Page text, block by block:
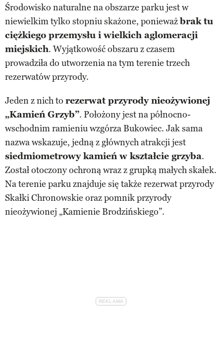
Środowisko naturalne na obszarze parku jest w
niewielkim tylko stopniu skażone, ponieważbrak tu
ciężkiego przemysłu i wielkich aglomeracji
miejskich. Wyjątkowość obszaru z czasem
prowadziła do utworzenia na tym terenie trzech
rezerwatów przyrody.
Jeden z nich to rezerwat przyrody nieożywionej
„Kamień Grzyb”. Położony jest na północno-
wschodnim ramieniu wzgórza Bukowiec. Jak sama
nazwa wskazuje, jedną z głównych atrakcji jest
siedmiometrowy kamień w kształcie grzyba.
Został otoczony ochroną wraz z grupką małych skałek.
Na terenie parku znajduje się także rezerwat przyrody
Skałki Chronowskie oraz pomnik przyrody
nieożywionej „Kamienie Brodzińskiego”.